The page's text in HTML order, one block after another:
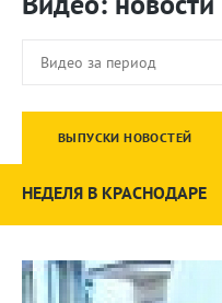
ВЫПУСКИ НОВОСТЕЙ
НЕДЕЛЯ В КРАСНОДАРЕ